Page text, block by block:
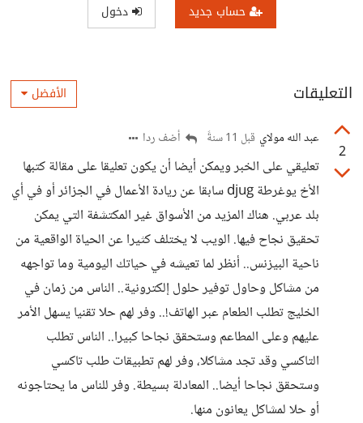
حساب جديد دخول
التعليقات الأفضل
2
عبد الله مولاي قبل 11 سنةً أضف ردا
تعليقي على الخبر ويمكن أيضا أن يكون تعليقا على مقالة كتبها
الأخ يوغرطة djug سابقا عن ريادة الأعمال في الجزائر أو في أي
بلد عربي. هناك المزيد من الأسواق غير المكتشفة التي يمكن
تحقيق نجاح فيها. الويب لا يختلف كثيرا عن الحياة الواقعية من
ناحية البيزنس.. أنظر لما تعيشه في حياتك اليومية وما تواجهه
من مشاكل وحاول توفير حلول إلكترونية.. الناس من زمان في
الخليج تطلب الطعام عبر الهاتف!.. وفر لهم حلا تقنيا يسهل الأمر
عليهم وعلى المطاعم وستحقق نجاحا كبيرا.. الناس تطلب
التاكسي وقد تجد مشاكلا، وفر لهم تطبيقات طلب تاكسي
وستحقق نجاحا أيضا.. المعادلة بسيطة. وفر للناس ما يحتاجونه
أو حلا لمشاكل يعانون منها.